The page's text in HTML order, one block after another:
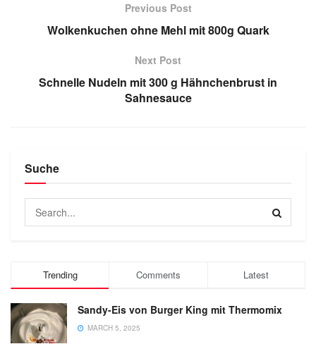
Previous Post
Wolkenkuchen ohne Mehl mit 800g Quark
Next Post
Schnelle Nudeln mit 300 g Hähnchenbrust in
Sahnesauce
Suche
Trending Comments Latest
Sandy-Eis von Burger King mit Thermomix
MARCH 5, 2025